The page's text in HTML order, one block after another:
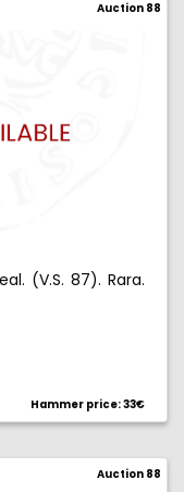
Auction 88
(V.S. 87). Rara.
Hammer price: 33€
Auction 88